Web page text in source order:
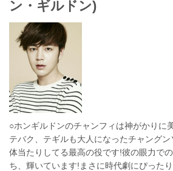
ン・ギルドン)
○ホンギルドンのチャンフィは神がかりに
テバク、テギルも大人になったチャング
体当たりしてる最高の役です!彼の眼力で
ち、輝いています!まさに時代劇にぴった